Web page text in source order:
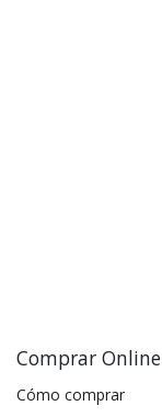
Comprar Online
Cómo comprar